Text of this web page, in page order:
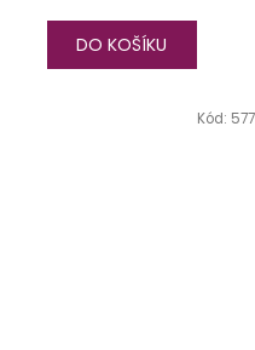
DO KOŠÍKU
Kód: